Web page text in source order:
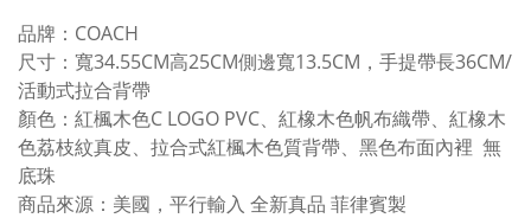
品牌：COACH
尺寸：寬34.55CM高25CM側邊寬13.5CM，手提帶長36CM/
活動式拉合背帶
顏色：紅楓木色C LOGO PVC、紅橡木色帆布織帶、紅橡木
色荔枝紋真皮、拉合式紅楓木色質背帶、黑色布面內裡 無
底珠
商品來源：美國，平行輸入 全新真品 菲律賓製